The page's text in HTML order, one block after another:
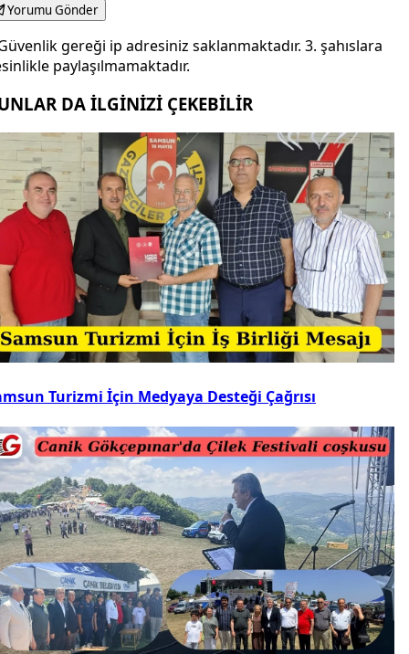
Yorumu Gönder
gereği ip adresiniz saklanmaktadır. 3. şahıslara
paylaşılmamaktadır.
DA İLGİNİZİ ÇEKEBİLİR
Turizmi İçin Medyaya Desteği Çağrısı